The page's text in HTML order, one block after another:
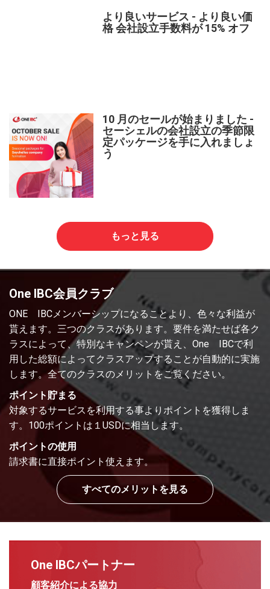
より良いサービス - より良い価
格 会社設立手数料が 15% オフ
10 月のセールが始まりました -
セーシェルの会社設立の季節限
定パッケージを手に入れましょ
う
もっと見る
One IBC会員クラブ
ONE IBCメンバーシップになることより、色々な利益が
貰えます。三つのクラスがあります。要件を満たせば各ク
ラスによって、特別なキャンペンが貰え、One IBCで利
用した総額によってクラスアップすることが自動的に実施
します。全てのクラスのメリットをご覧ください。
ポイント貯まる
対象するサービスを利用する事よりポイントを獲得しま
す。100ポイントは１USDに相当します。
ポイントの使用
請求書に直接ポイント使えます。
すべてのメリットを見る
One IBCパートナー
顧客紹介による協力